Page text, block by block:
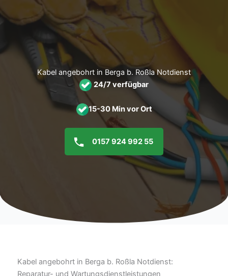
Inhalt
Kabel angebohrt in Berga b. Roßla Notdienst
24/7 verfügbar
15-30 Min vor Ort
0157 924 992 55
Kabel angebohrt in Berga b. Roßla Notdienst:
Reparatur- und Wartungsdienstleistungen